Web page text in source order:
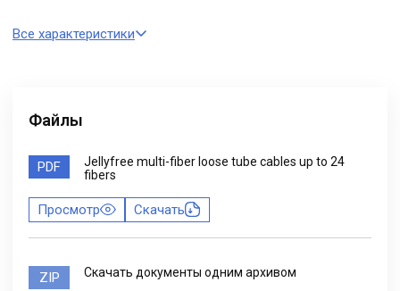
Все характеристики
Файлы
PDF
Jellyfree multi-fiber loose tube cables up to 24
fibers
Просмотр Скачать
ZIP Скачать документы одним архивом